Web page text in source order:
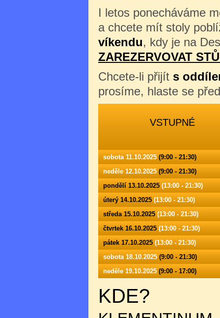
I letos ponecháváme
a chcete mít stoly
víkendu, kdy je na
ZAREZERVOVAT
Chcete-li přijít s
prosíme, hlaste se
VSTUPNÉ
sobota 11.10.2025 (9:00 - 21:30)
neděle 12.10.2025 (9:00 - 21:30)
pondělí 13.10.2025 (13:00 - 21:30)
úterý 14.10.2025 (13:00 - 21:30)
středa 15.10.2025 (13:00 - 21:30)
čtvrtek 16.10.2025 (13:00 - 21:30)
pátek 17.10.2025 (13:00 - 21:30)
sobota 18.10.2025 (9:00 - 21:30)
neděle 19.10.2025 (9:00 - 17:00)
KDE?